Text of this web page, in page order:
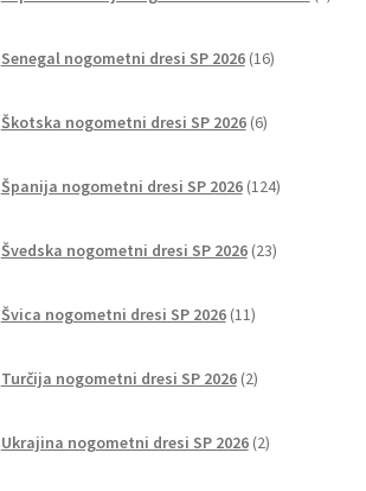
Senegal nogometni dresi SP 2026 16izdelkov
Škotska nogometni dresi SP 2026 6izdelkov
Španija nogometni dresi SP 2026 124izdelkov
Švedska nogometni dresi SP 2026 23izdelkov
Švica nogometni dresi SP 2026 11izdelkov
Turčija nogometni dresi SP 2026 2izdelka
Ukrajina nogometni dresi SP 2026 2izdelka